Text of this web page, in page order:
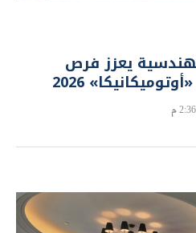
يعزز فرص
2026